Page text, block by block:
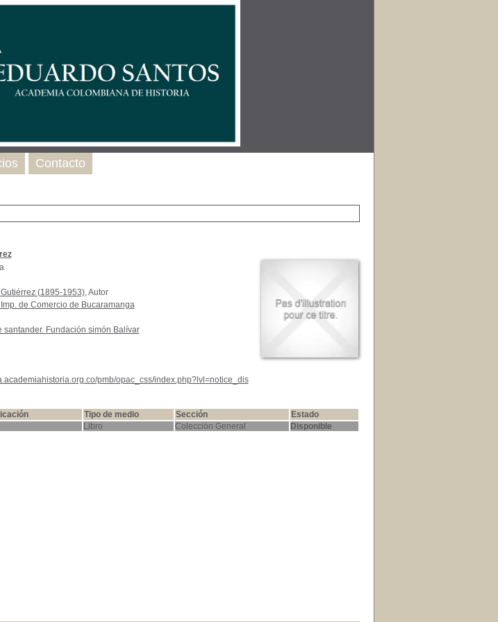
(1895-1953), Autor
de Comercio de Bucaramanga
santander. Fundación simón Balívar
pmb/opac_css/index.php?lvl=notice_dis
Tipo de medio Sección
Estado
Libro Colección General Disponible
Contacto